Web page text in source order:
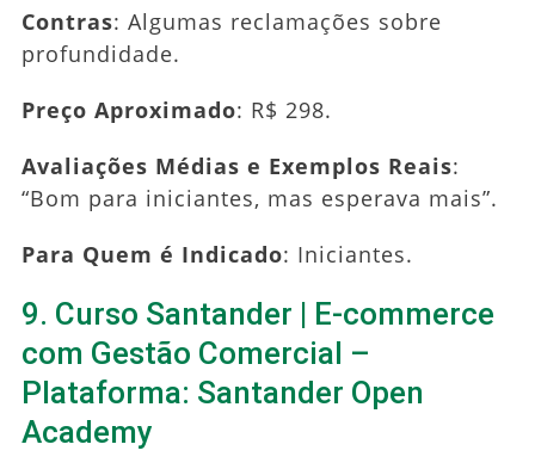
Contras: Algumas reclamações sobre
profundidade.
Preço Aproximado: R$ 298.
Avaliações Médias e Exemplos Reais:
“Bom para iniciantes, mas esperava mais”.
Para Quem é Indicado: Iniciantes.
9. Curso Santander | E-commerce
com Gestão Comercial –
Plataforma: Santander Open
Academy